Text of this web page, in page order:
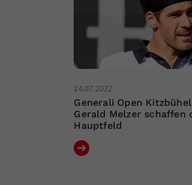
24.07.2022
Generali Open
Gerald Melzer schaffen
Hauptfeld